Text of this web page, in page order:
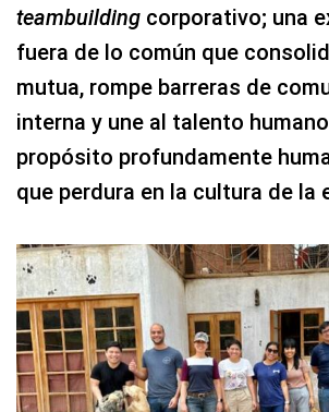
teambuilding corporativo; una
fuera de lo común que
mutua, rompe barreras de
interna y une al talento
propósito profundamente
que perdura en la cultura de la